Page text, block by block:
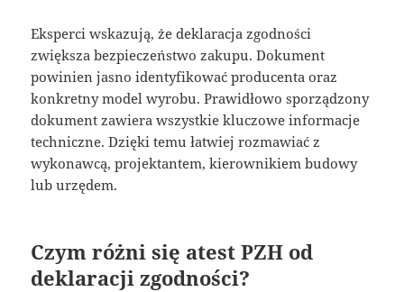
Eksperci wskazują, że deklaracja zgodności
zwiększa bezpieczeństwo zakupu. Dokument
powinien jasno identyfikować producenta oraz
konkretny model wyrobu. Prawidłowo sporządzony
dokument zawiera wszystkie kluczowe informacje
techniczne. Dzięki temu łatwiej rozmawiać z
wykonawcą, projektantem, kierownikiem budowy
lub urzędem.
Czym różni się atest PZH od
deklaracji zgodności?